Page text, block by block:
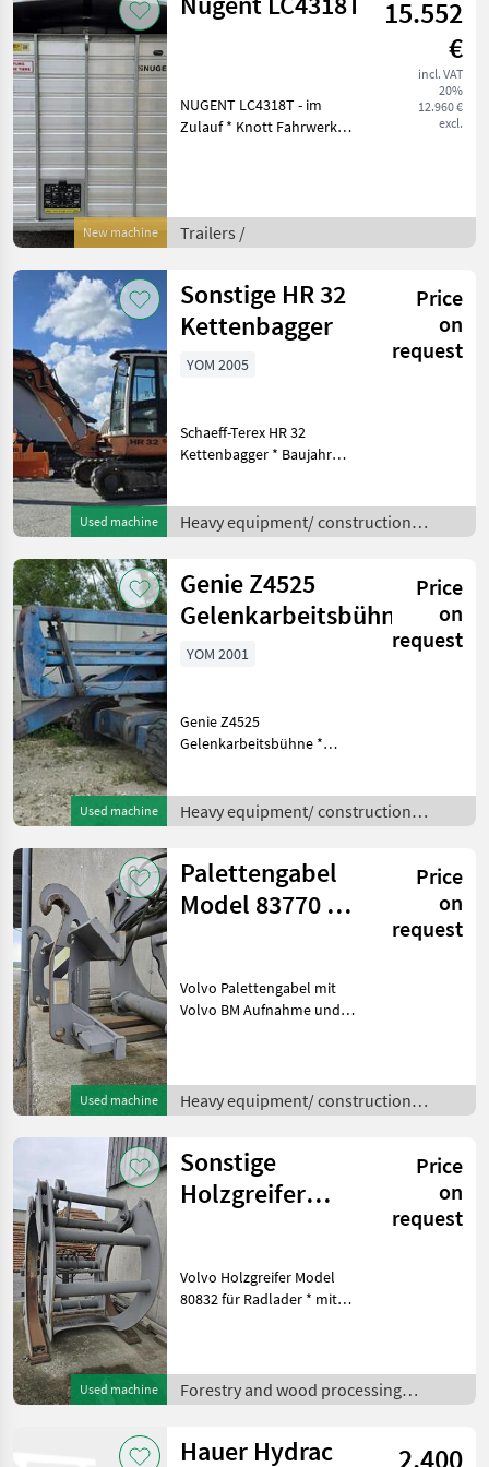
New machine
15.552
€
incl. VAT
20%
12.960 €
excl.
NUGENT LC4318T - im
Zulauf * Knott Fahrwerk
PARABOLIC EQUALIZER*** *
Rückfahrautomatik *
Trailers /
Used machine
Sonstige HR 32
Kettenbagger
Price
on
request
YOM 2005
Schaeff-Terex HR 32
Kettenbagger * Baujahr
equipment/ construction
machines Crawler
Heavy equipment/ construction
machines /
Used machine
Genie Z4525
Gelenkarbeitsbühne
Price
on
request
YOM 2001
Genie Z4525
Gelenkarbeitsbühne *
Max. Nennlast: 227 Kg *
max. Höhe: 13, 9 m * max.
equipment/ construction
Heavy equipment/ construction
machines /
Used machine
Palettengabel
Model 83770 mit
Price
on
request
Volvo Palettengabel mit
Volvo BM Aufnahme und
Zinkenlänge: 120cm *
Tragfähigkeit (statisch): ca.
Heavy equipment/ construction
machines /
Used machine
Sonstige
Holzgreifer
Price
on
request
Volvo Holzgreifer Model
80832 für Radlader * mit
Greiferbreite: 1.634 mm *
Eigengewicht: ca.
Forestry and wood processing
equipment /
Hauer Hydrac
2.400